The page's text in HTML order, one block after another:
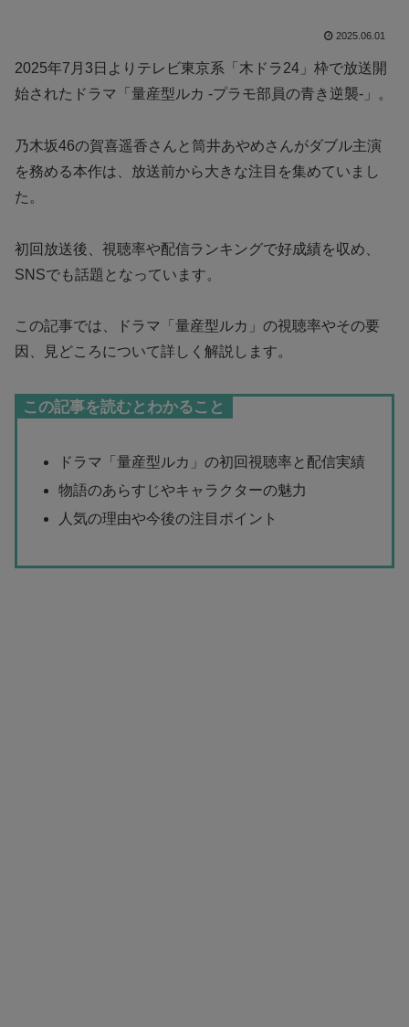
2025.06.01
2025年7月3日よりテレビ東京系「木ドラ24」枠で放送開
始されたドラマ「量産型ルカ -プラモ部員の青き逆襲-」。
乃木坂46の賀喜遥香さんと筒井あやめさんがダブル主演
を務める本作は、放送前から大きな注目を集めていまし
た。
初回放送後、視聴率や配信ランキングで好成績を収め、
SNSでも話題となっています。
この記事では、ドラマ「量産型ルカ」の視聴率やその要
因、見どころについて詳しく解説します。
この記事を読むとわかること
ドラマ「量産型ルカ」の初回視聴率と配信実績
物語のあらすじやキャラクターの魅力
人気の理由や今後の注目ポイント